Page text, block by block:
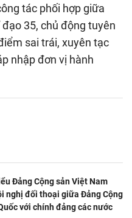
tác phối hợp giữa
35, chủ động tuyên
sai trái, xuyên tạc
nhập đơn vị hành
Đảng Cộng sản Việt Nam
nghị đối thoại giữa Đảng Cộng
với chính đảng các nước